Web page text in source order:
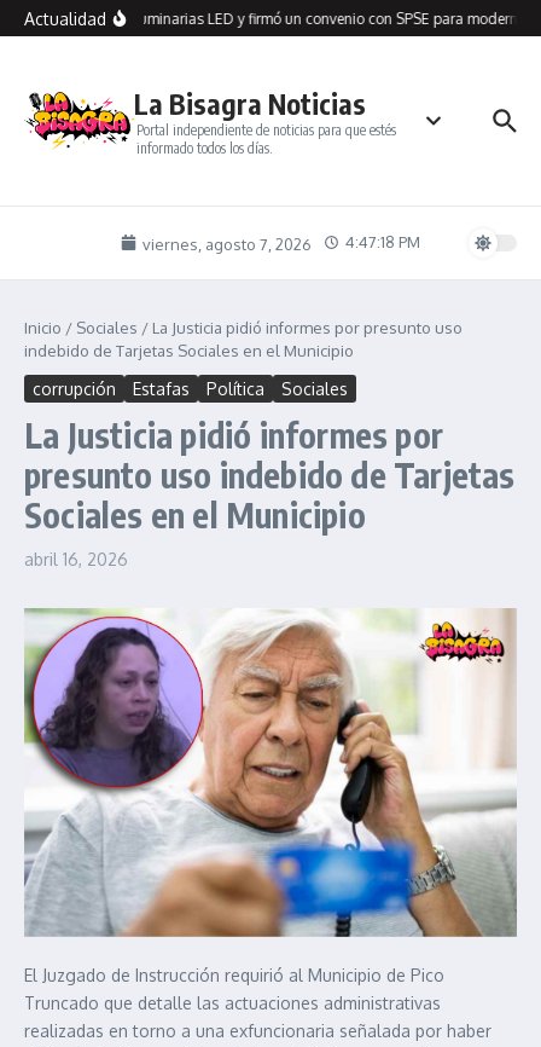
Saltar al contenido
Actualidad
Seco recibió 100 luminarias LED y firmó un convenio con SPSE para
La Bisagra Noticias
Portal independiente de noticias para que estés
informado todos los días.
viernes, agosto 7, 2026 4:47:18 PM
Inicio / Sociales / La Justicia pidió informes por presunto uso
indebido de Tarjetas Sociales en el Municipio
corrupción Estafas Política Sociales
La Justicia pidió informes por
presunto uso indebido de Tarjetas
Sociales en el Municipio
abril 16, 2026
El Juzgado de Instrucción requirió al Municipio de Pico
Truncado que detalle las actuaciones administrativas
realizadas en torno a una exfuncionaria señalada por haber